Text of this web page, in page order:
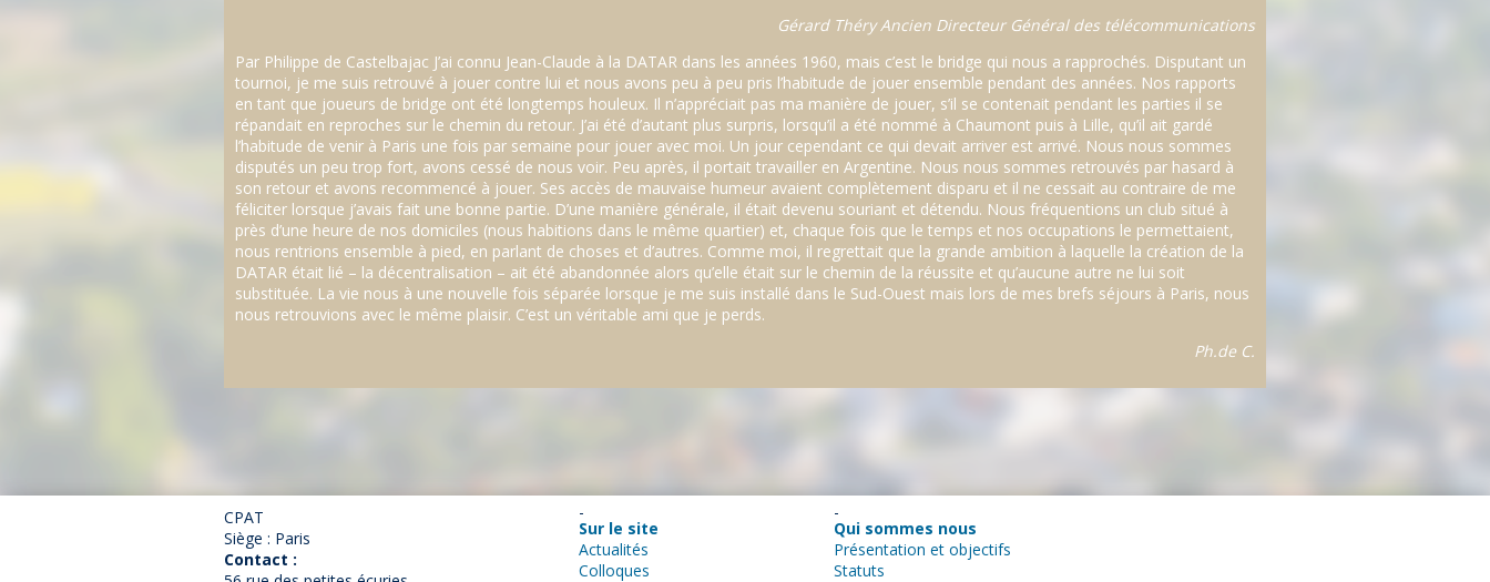
Gérard Théry Ancien Directeur Général des télécommunications
Par Philippe de Castelbajac J’ai connu Jean-Claude à la DATAR dans les années 1960, mais c’est le bridge qui nous a rapprochés. Disputant un
tournoi, je me suis retrouvé à jouer contre lui et nous avons peu à peu pris l’habitude de jouer ensemble pendant des années. Nos rapports
en tant que joueurs de bridge ont été longtemps houleux. Il n’appréciait pas ma manière de jouer, s’il se contenait pendant les parties il se
répandait en reproches sur le chemin du retour. J’ai été d’autant plus surpris, lorsqu’il a été nommé à Chaumont puis à Lille, qu’il ait gardé
l’habitude de venir à Paris une fois par semaine pour jouer avec moi. Un jour cependant ce qui devait arriver est arrivé. Nous nous sommes
disputés un peu trop fort, avons cessé de nous voir. Peu après, il portait travailler en Argentine. Nous nous sommes retrouvés par hasard à
son retour et avons recommencé à jouer. Ses accès de mauvaise humeur avaient complètement disparu et il ne cessait au contraire de me
féliciter lorsque j’avais fait une bonne partie. D’une manière générale, il était devenu souriant et détendu. Nous fréquentions un club situé à
près d’une heure de nos domiciles (nous habitions dans le même quartier) et, chaque fois que le temps et nos occupations le permettaient,
nous rentrions ensemble à pied, en parlant de choses et d’autres. Comme moi, il regrettait que la grande ambition à laquelle la création de la
DATAR était lié – la décentralisation – ait été abandonnée alors qu’elle était sur le chemin de la réussite et qu’aucune autre ne lui soit
substituée. La vie nous à une nouvelle fois séparée lorsque je me suis installé dans le Sud-Ouest mais lors de mes brefs séjours à Paris, nous
nous retrouvions avec le même plaisir. C’est un véritable ami que je perds.
Ph.de C.
CPAT
Siège : Paris
Contact :
Sur le site
Actualités
Colloques
Qui sommes nous
Présentation et objectifs
Statuts